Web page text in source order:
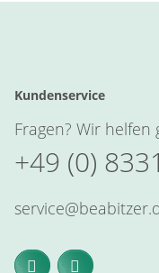
Kundenservice
Fragen? Wir helfen
+49 (0)